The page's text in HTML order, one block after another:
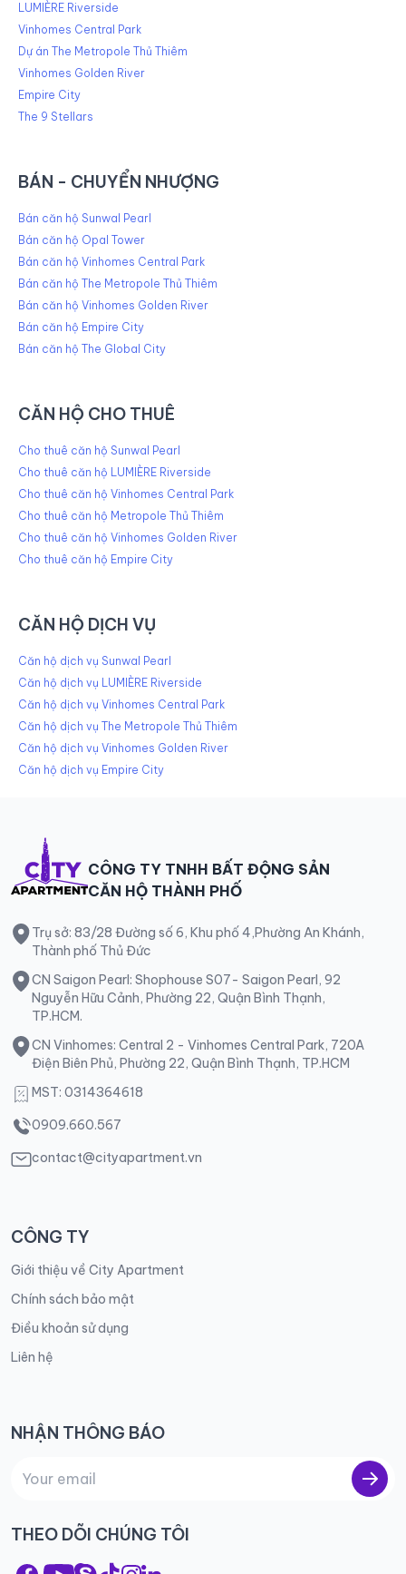
LUMIÈRE Riverside
Vinhomes Central Park
Dự án The Metropole Thủ Thiêm
Vinhomes Golden River
Empire City
The 9 Stellars
BÁN - CHUYỂN NHƯỢNG
Bán căn hộ Sunwal Pearl
Bán căn hộ Opal Tower
Bán căn hộ Vinhomes Central Park
Bán căn hộ The Metropole Thủ Thiêm
Bán căn hộ Vinhomes Golden River
Bán căn hộ Empire City
Bán căn hộ The Global City
CĂN HỘ CHO THUÊ
Cho thuê căn hộ Sunwal Pearl
Cho thuê căn hộ LUMIÈRE Riverside
Cho thuê căn hộ Vinhomes Central Park
Cho thuê căn hộ Metropole Thủ Thiêm
Cho thuê căn hộ Vinhomes Golden River
Cho thuê căn hộ Empire City
CĂN HỘ DỊCH VỤ
Căn hộ dịch vụ Sunwal Pearl
Căn hộ dịch vụ LUMIÈRE Riverside
Căn hộ dịch vụ Vinhomes Central Park
Căn hộ dịch vụ The Metropole Thủ Thiêm
Căn hộ dịch vụ Vinhomes Golden River
Căn hộ dịch vụ Empire City
CÔNG TY TNHH BẤT ĐỘNG SẢN
CĂN HỘ THÀNH PHỐ
Trụ sở: 83/28 Đường số 6, Khu phố 4,Phường An Khánh,
Thành phố Thủ Đức
CN Saigon Pearl: Shophouse S07- Saigon Pearl, 92
Nguyễn Hữu Cảnh, Phường 22, Quận Bình Thạnh,
TP.HCM.
CN Vinhomes: Central 2 - Vinhomes Central Park, 720A
Điện Biên Phủ, Phường 22, Quận Bình Thạnh, TP.HCM
MST: 0314364618
0909.660.567
contact@cityapartment.vn
CÔNG TY
Giới thiệu về City Apartment
Chính sách bảo mật
Điều khoản sử dụng
Liên hệ
NHẬN THÔNG BÁO
THEO DÕI CHÚNG TÔI